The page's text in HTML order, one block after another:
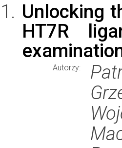
Unlocking
HT7R
Autorzy: